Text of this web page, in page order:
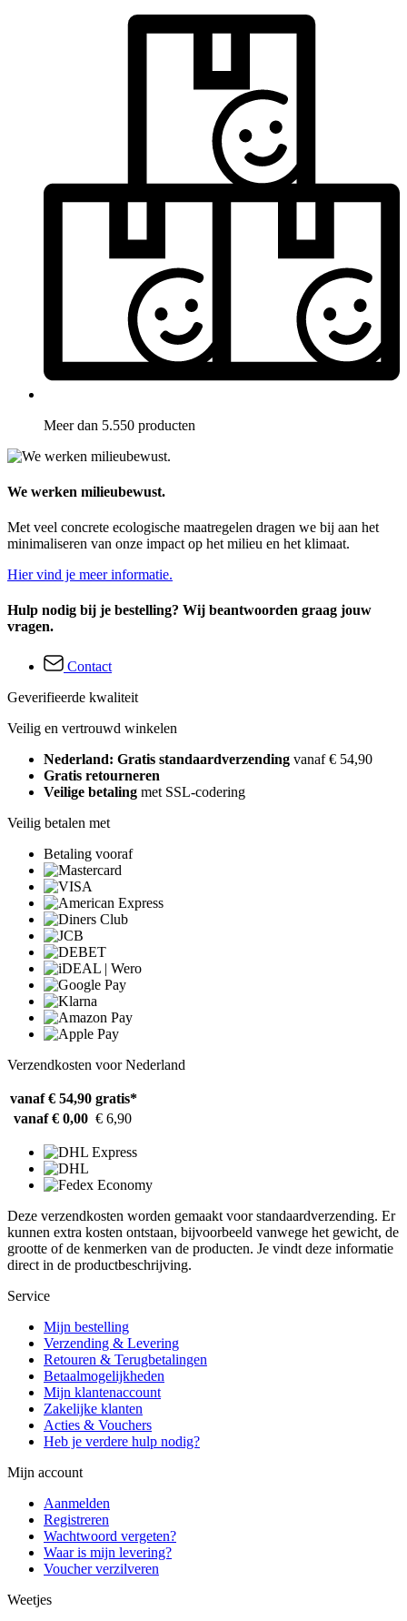
Meer dan 5.550 producten
We werken milieubewust.
Met veel concrete ecologische maatregelen dragen we bij aan het
minimaliseren van onze impact op het milieu en het klimaat.
Hier vind je meer informatie.
Hulp nodig bij je bestelling? Wij beantwoorden graag jouw
vragen.
Contact
Geverifieerde kwaliteit
Veilig en vertrouwd winkelen
Nederland: Gratis standaardverzending vanaf € 54,90
Gratis retourneren
Veilige betaling met SSL-codering
Veilig betalen met
Betaling vooraf
Verzendkosten voor Nederland
vanaf € 54,90 gratis*
vanaf € 0,00 € 6,90
Deze verzendkosten worden gemaakt voor standaardverzending. Er
kunnen extra kosten ontstaan, bijvoorbeeld vanwege het gewicht, de
grootte of de kenmerken van de producten. Je vindt deze informatie
direct in de productbeschrijving.
Service
Mijn bestelling
Verzending & Levering
Retouren & Terugbetalingen
Betaalmogelijkheden
Mijn klantenaccount
Zakelijke klanten
Acties & Vouchers
Heb je verdere hulp nodig?
Mijn account
Aanmelden
Registreren
Wachtwoord vergeten?
Waar is mijn levering?
Voucher verzilveren
Weetjes